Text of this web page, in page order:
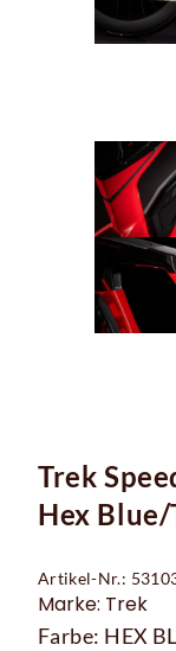
Trek
Hex
Artikel-Nr.:
Marke: Trek
Farbe: HEX